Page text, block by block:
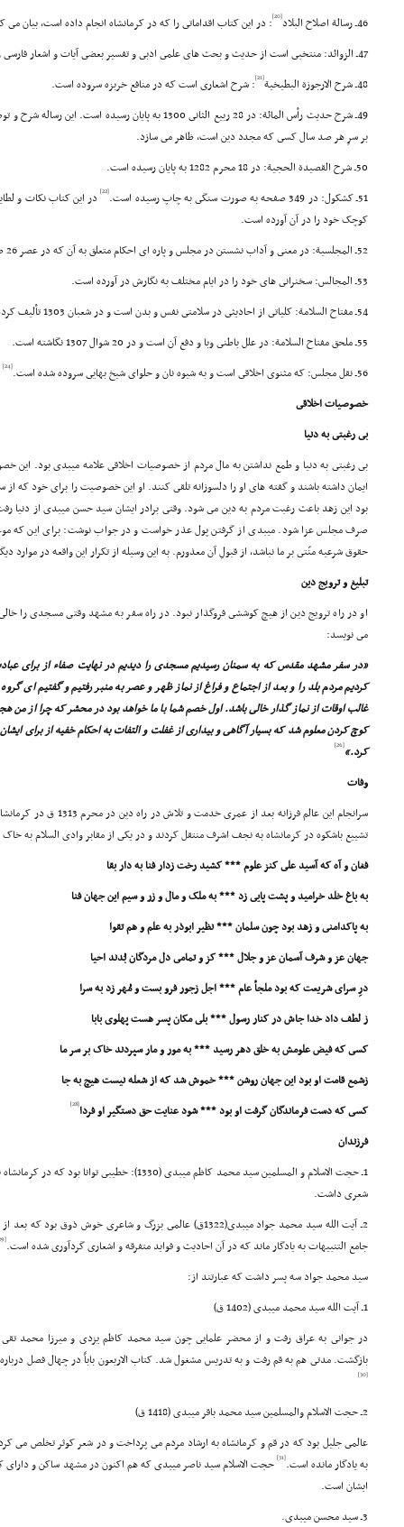
46ـ رسالة اصلاح البلاد
[20]
: در این کتاب اقداماتى را که در کرمانشاه انجام داده است، بیان مى
47ـ الزوائد: منتخبى است از حدیث و بحث هاى علمى ادبى و تفسیر بعضى آیات و اشعار فارسى و ادبى.
48ـ شرح الارجوزة البطیخیة
[21]
: شرح اشعارى است که در منافع خربزه سروده است.
49ـ شرح حدیث رأس المائة: در 28 ربیع الثانى 1300 به پایان
بر سرِ هر صد سال کسى که مجدد دین است، ظاهر مى سازد.
50ـ شرح القصیدة الحجیة: در 18 محرم 1282 به پایان رسیده است.
51ـ کشکول: در 349 صفحه به صورت سنگى به چاپ رسیده است.
[22]
در این کتاب نکات و
کوچک خود را در آن آورده است.
52ـ المجلسیة: در معنى و آداب نشستن در مجلس و پاره اى احکام متعلق به آن که در عصر 26 صفر 1297 در کرمانشاه به پایان رسیده است.
53ـ المجالس: سخنرانى هاى خود را در ایام مختلف به نگارش در آورده است.
54ـ مفتاح السلامة: کلیاتى از احادیثى در سلامتى نفس و بدن است و در شعبان 1303 تألیف کرده است.
55ـ ملحق مفتاح السلامة: در علل باطنى وبا و دفع آن است و در 20 شوال 1307 نگاشته است.
56ـ نقل مجلس: که مثنوى اخلاقى است و به شیوه نان و حلواى شیخ بهایى سروده شده است.
[24]
خصوصیات اخلاقى
بى رغبتى به دنیا
بى رغبتى به دنیا و طمع نداشتن به مال مردم از خصوصیات اخلاقى علامه میبدى بود.
ایمان داشته باشند و گفته هاى او را دلسوزانه تلقى کنند. او این خصوصیت را براى خود که از
بود این زهد باعث رغبت مردم به دین مى شود. وقتى برادر ایشان سید حسن میبدى از دنیا
صرف مجلس عزا شود. میبدى از گرفتن پول عذر خواست و در جواب نوشت: براى این که
حقوق شرعیه منّتى بر ما نباشد، از قبولِ آن معذورم. به این وسیله از تکرار این واقعه در موارد
تبلیغ و ترویج دین
او در راه ترویج دین از هیچ کوششى فروگذار نبود. در راه سفر به مشهد وقتى مسجدى را
مى نویسد:
«در سفر مشهد مقدس که به سمنان رسیدیم مسجدى را دیدیم در نهایت صفاء از براى
کردیم مردم بلد را و بعد از اجتماع و فراغ از نماز ظهر و عصر به منبر رفتیم و گفتیم اى
غالب اوقات از نماز گذار خالى باشد. اول خصم شما با ما خواهد بود در محشر که چرا از من
کوچ کردن معلوم شد که بسیار آگاهى و بیدارى از غفلت و التفات به احکام خفیه از براى
کرد.»[26]
وفات
سرانجام این عالم فرزانه بعد از عمرى خدمت و تلاش در راه دین در محرم 1313 ق در کرمانشاه دار فانى را وداع گفت.
تشییع باشکوه در کرمانشاه به نجف اشرف منتقل کردند و در یکى از مقابر وادى السلام به
فغان و آه که آسید على کنز علوم *** کشید رخت زدار فنا به دار بقا
به باغ خلد خرامید و پشت پایى زد *** به ملک و مال و زر و سیم این جهان فنا
به پاکدامنى و زهد بود چون سلمان *** نظیر ابوذر به علم و هم تقوا
جهان عز و شرف آسمان عز و جلال *** کز و تمامى دل مردگان بُدند احیا
درِ سراى شریعت که بود ملجأ عام *** اجل زجور فرو بست و مُهر زد به سرا
ز لطف داد خدا جاش در کنار رسول *** بلى مکان پسر هست پهلوى بابا
کسى که فیض علومش به خلق دهر رسید *** به مور و مار سپردند خاک بر سر ما
زشمع قامت او بود این جهان روشن *** خموش شد که از شعله نیست هیچ به جا
کسى که دست فرماندگان گرفت او بود *** شود عنایت حق دستگیر او فردا[28]
فرزندان
1ـ حجت الاسلام و المسلمین سید محمد کاظم میبدى
شعرى داشت.
2ـ آیت الله سید محمد جواد میبدى(1322ق) عالمى بزرگ و شاعرى خوش
جامع التنبیهات به یادگار ماند که در آن احادیث و فواید متفرقه و اشعارى گردآورى شده است.[29]
سید محمد جواد سه پسر داشت که عبارتند از:
1ـ آیت الله سید محمد میبدى (1402 ق)
در جوانى به عراق رفت و از محضر علمایى چون سید محمد کاظم یزدى و میرزا محمد تقى
بازگشت. مدتى هم به قم رفت و به تدریس مشغول شد. کتاب الاربعون باباً در چهال فصل
[30]
2ـ حجت الاسلام والمسلمین سید محمد باقر میبدى (1418 ق)
عالمى جلیل بود که در قم و کرمانشاه به ارشاد مردم مى پرداخت و در شعر کوثر تخلص مى
به یادگار مانده است.[31]
حجت الاسلام سید ناصر میبدى که هم اکنون در مشهد ساکن و داراى
ایشان است.
3ـ سید محسن میبدى.